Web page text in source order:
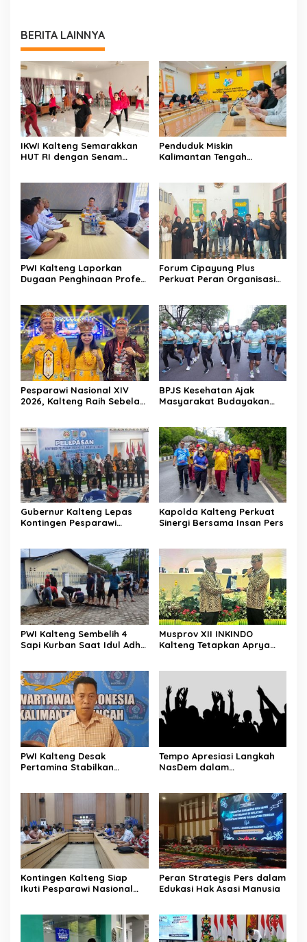
BERITA LAINNYA
IKWI Kalteng Semarakkan
HUT RI dengan Senam
Penduduk Miskin
Kalimantan Tengah
PWI Kalteng Laporkan
Dugaan Penghinaan Profesi
Forum Cipayung Plus
Perkuat Peran Organisasi
Mitra Kritis Pemerintah
Pesparawi Nasional XIV
2026, Kalteng Raih Sebelas
BPJS Kesehatan Ajak
Masyarakat Budayakan
Gubernur Kalteng Lepas
Kontingen Pesparawi
Kapolda Kalteng Perkuat
Sinergi Bersama Insan Pers
PWI Kalteng Sembelih 4
Sapi Kurban Saat Idul Adha
Musprov XII INKINDO
Kalteng Tetapkan Aprya
PWI Kalteng Desak
Pertamina Stabilkan
Tempo Apresiasi Langkah
NasDem dalam
Kontingen Kalteng Siap
Ikuti Pesparawi Nasional
Peran Strategis Pers dalam
Edukasi Hak Asasi Manusia